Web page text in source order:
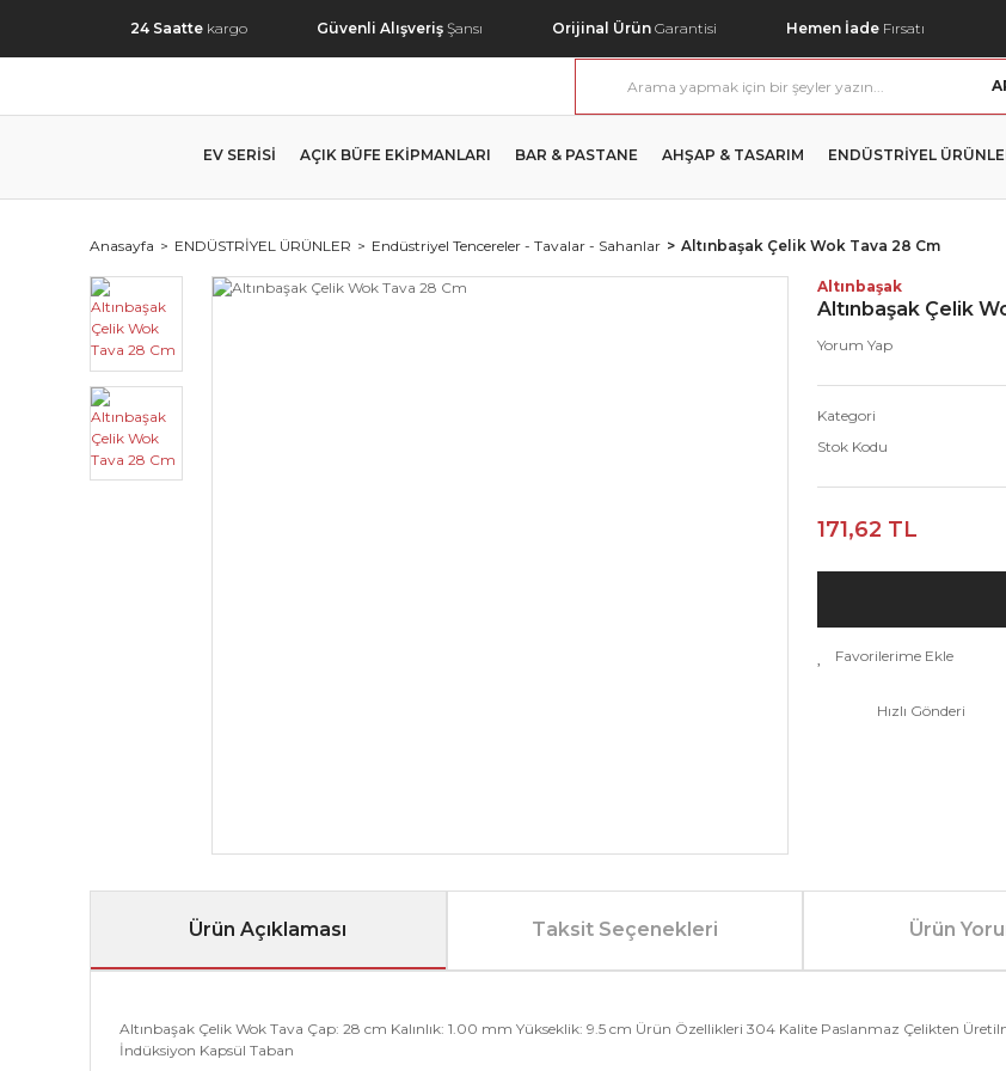
24 Saatte kargo Güvenli Alışveriş Şansı Orijinal Ürün Garantisi Hemen İade Fırsatı
EV SERİSİ AÇIK BÜFE EKİPMANLARI BAR & PASTANE AHŞAP & TASARIM ENDÜSTRİYEL
Anasayfa ENDÜSTRİYEL ÜRÜNLER Endüstriyel Tencereler - Tavalar - Sahanlar Altınbaşak Çelik Wok Tava 28 Cm
Altınbaşak
Altınbaşak Çelik
Yorum Yap
Kategori
Stok Kodu
171,62 TL
Hızlı Gönderi
Ürün Açıklaması Taksit Seçenekleri Ürün
Altınbaşak Çelik Wok Tava Çap: 28 cm Kalınlık: 1.00 mm Yükseklik: 9.5 cm Ürün Özellikleri 304 Kalite Paslanmaz Çelikten
İndüksiyon Kapsül Taban